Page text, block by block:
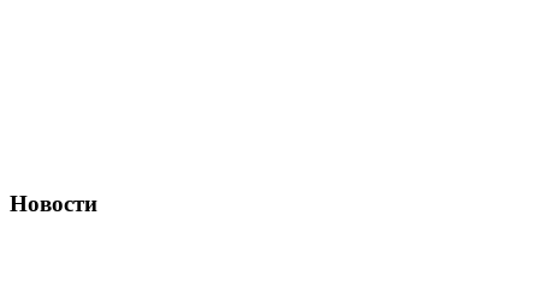
Новости